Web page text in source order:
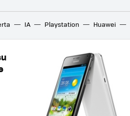
IA Playstation Huawei